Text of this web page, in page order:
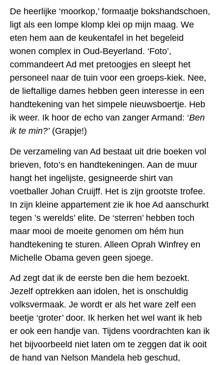
De heerlijke ‘moorkop,’ formaatje bokshandschoen,
ligt als een lompe klomp klei op mijn maag. We
eten hem aan de keukentafel in het begeleid
wonen complex in Oud-Beyerland. ‘Foto’,
commandeert Ad met pretoogjes en sleept het
personeel naar de tuin voor een groeps-kiek. Nee,
de lieftallige dames hebben geen interesse in een
handtekening van het simpele nieuwsboertje. Heb
ik weer. Ik hoor de echo van zanger Armand: ‘Ben
ik te min?’(Grapje!)
De verzameling van Ad bestaat uit drie boeken vol
brieven, foto’s en handtekeningen. Aan de muur
hangt het ingelijste, gesigneerde shirt van
voetballer Johan Cruijff. Het is zijn grootste trofee.
In zijn kleine appartement zie ik hoe Ad aanschurkt
tegen ’s werelds’ elite. De ‘sterren’ hebben toch
maar mooi de moeite genomen om hém hun
handtekening te sturen. Alleen Oprah Winfrey en
Michelle Obama geven geen sjoege.
Ad zegt dat ik de eerste ben die hem bezoekt.
Jezelf optrekken aan idolen, het is onschuldig
volksvermaak. Je wordt er als het ware zelf een
beetje ‘groter’ door. Ik herken het wel want ik heb
er ook een handje van. Tijdens voordrachten kan ik
het bijvoorbeeld niet laten om te zeggen dat ik ooit
de hand van Nelson Mandela heb geschud,